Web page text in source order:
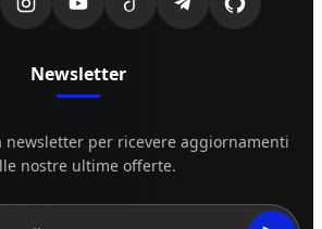
Newsletter
per ricevere aggiornamenti
nostre ultime offerte.